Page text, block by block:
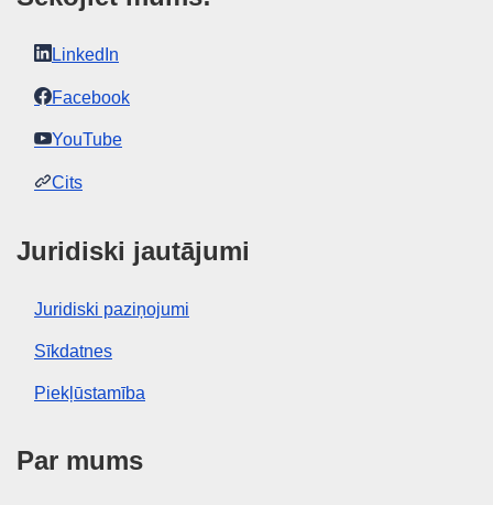
LinkedIn
Facebook
YouTube
Cits
Juridiski jautājumi
Juridiski paziņojumi
Sīkdatnes
Piekļūstamība
Par mums